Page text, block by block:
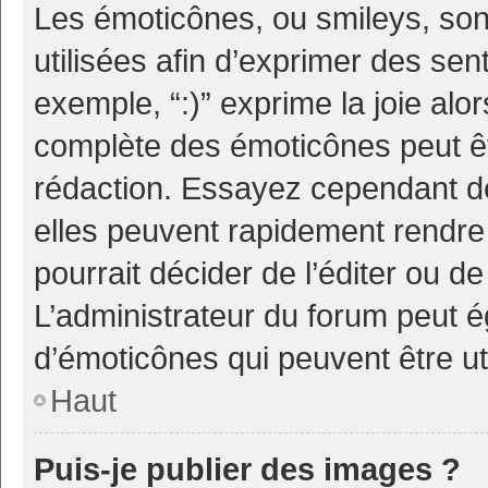
Les émoticônes, ou smileys,
utilisées afin d’exprimer des
exemple, “:)” exprime la joie
complète des émoticônes peut
rédaction. Essayez cependant
elles peuvent rapidement
pourrait décider de l’éditer ou
L’administrateur du forum peut
d’émoticônes qui peuvent être
Haut
Puis-je publier des images ?